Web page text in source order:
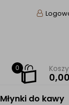
0
0,00
Młynki do kawy